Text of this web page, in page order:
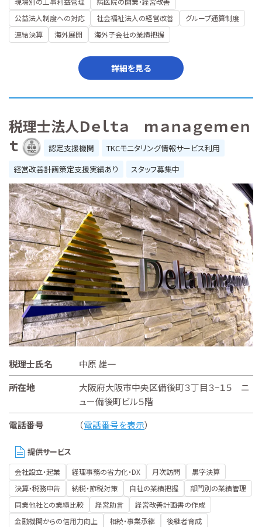
公益法人制度への対応
社会福祉法人の経営改善
グループ通算制度
連結決算
海外展開 海外子会社の業績把握
詳細を見る
税理士法人Ｄｅｌｔａ ｍａｎａｇｅｍｅｎ
ｔ
認定支援機関
TKCモニタリング情報サービス利用
経営改善計画策定支援実績あり
スタッフ募集中
税理士氏名
中原 雄一
所在地
大阪府大阪市中央区備後町３丁目３−１５ ニ
ュー備後町ビル５階
電話番号
（電話番号を表示）
提供サービス
会社設立・起業 経理事務の省力化・DX 月次訪問
黒字決算
決算・税務申告
納税・節税対策 自社の業績把握
部門別の業績管理
同業他社との業績比較
経営助言
経営改善計画書の作成
金融機関からの信用力向上
相続・事業承継
後継者育成